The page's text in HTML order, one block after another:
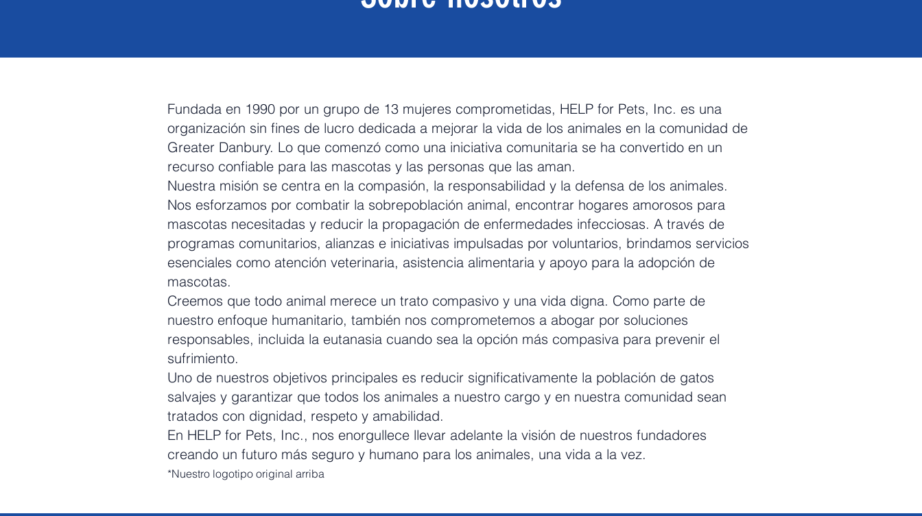
Fundada en 1990 por un grupo de 13 mujeres comprometidas, HELP for Pets, Inc. es una
organización sin fines de lucro dedicada a mejorar la vida de los animales en la comunidad de
Greater Danbury. Lo que comenzó como una iniciativa comunitaria se ha convertido en un
recurso confiable para las mascotas y las personas que las aman.
Nuestra misión se centra en la compasión, la responsabilidad y la defensa de los animales.
Nos esforzamos por combatir la sobrepoblación animal, encontrar hogares amorosos para
mascotas necesitadas y reducir la propagación de enfermedades infecciosas. A través de
programas comunitarios, alianzas e iniciativas impulsadas por voluntarios, brindamos servicios
esenciales como atención veterinaria, asistencia alimentaria y apoyo para la adopción de
mascotas.
Creemos que todo animal merece un trato compasivo y una vida digna. Como parte de
nuestro enfoque humanitario, también nos comprometemos a abogar por soluciones
responsables, incluida la eutanasia cuando sea la opción más compasiva para prevenir el
sufrimiento.
Uno de nuestros objetivos principales es reducir significativamente la población de gatos
salvajes y garantizar que todos los animales a nuestro cargo y en nuestra comunidad sean
tratados con dignidad, respeto y amabilidad.
En HELP for Pets, Inc., nos enorgullece llevar adelante la visión de nuestros fundadores
creando un futuro más seguro y humano para los animales, una vida a la vez.
*Nuestro logotipo original arriba